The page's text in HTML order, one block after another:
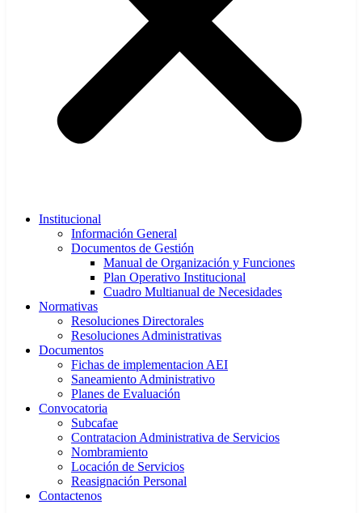
Institucional
Información General
Documentos de Gestión
Manual de Organización y Funciones
Plan Operativo Institucional
Cuadro Multianual de Necesidades
Normativas
Resoluciones Directorales
Resoluciones Administrativas
Documentos
Fichas de implementacion AEI
Saneamiento Administrativo
Planes de Evaluación
Convocatoria
Subcafae
Contratacion Administrativa de Servicios
Nombramiento
Locación de Servicios
Reasignación Personal
Contactenos